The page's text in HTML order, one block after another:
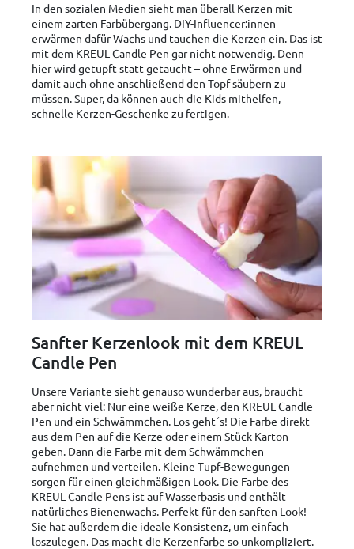
In den sozialen Medien sieht man überall Kerzen mit
einem zarten Farbübergang. DIY-Influencer:innen
erwärmen dafür Wachs und tauchen die Kerzen ein. Das ist
mit dem KREUL Candle Pen gar nicht notwendig. Denn
hier wird getupft statt getaucht – ohne Erwärmen und
damit auch ohne anschließend den Topf säubern zu
müssen. Super, da können auch die Kids mithelfen,
schnelle Kerzen-Geschenke zu fertigen.
Sanfter Kerzenlook mit dem KREUL
Candle Pen
Unsere Variante sieht genauso wunderbar aus, braucht
aber nicht viel: Nur eine weiße Kerze, den KREUL Candle
Pen und ein Schwämmchen. Los geht´s! Die Farbe direkt
aus dem Pen auf die Kerze oder einem Stück Karton
geben. Dann die Farbe mit dem Schwämmchen
aufnehmen und verteilen. Kleine Tupf-Bewegungen
sorgen für einen gleichmäßigen Look. Die Farbe des
KREUL Candle Pens ist auf Wasserbasis und enthält
natürliches Bienenwachs. Perfekt für den sanften Look!
Sie hat außerdem die ideale Konsistenz, um einfach
loszulegen. Das macht die Kerzenfarbe so unkompliziert.